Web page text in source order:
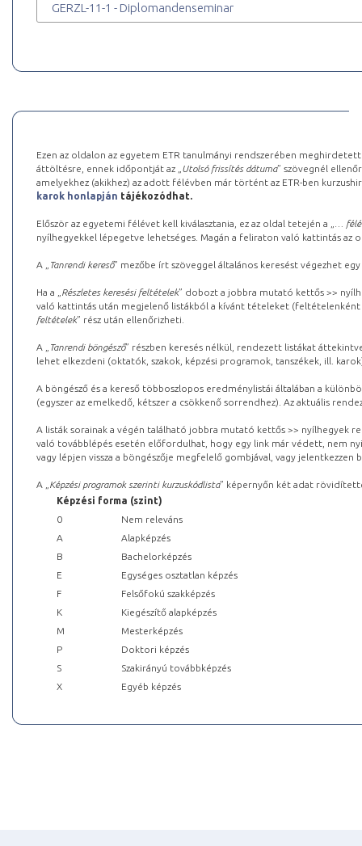
GERZL-11-1 - Diplomandenseminar
Ezen az oldalon az egyetem ETR tanulmányi rendszerében
áttöltésre, ennek időpontját az „ Utolsó frissítés dátuma” szövegnél
amelyekhez (akikhez) az adott félévben már történt az ETR-ben
karok honlapján tájékozódhat.
Először az egyetemi félévet kell kiválasztania, ez az oldal tetején a „
…
nyílhegyekkel lépegetve lehetséges. Magán a feliraton való kattintás az
A „ Tanrendi kereső” mezőbe írt szöveggel általános keresést végezhet
Ha a „ Részletes keresési feltételek” dobozt a jobbra mutató kettős >>
való kattintás után megjelenő listákból a kívánt tételeket (feltételenként
feltételek” rész után ellenőrizheti.
A „ Tanrendi böngésző” részben keresés nélkül, rendezett listákat
lehet elkezdeni (oktatók, szakok, képzési programok, tanszékek, ill.
A böngésző és a kereső többoszlopos eredménylistái általában a
(egyszer az emelkedő, kétszer a csökkenő sorrendhez). Az aktuális
A listák sorainak a végén található jobbra mutató kettős >> nyílhegyek
való továbblépés esetén előfordulhat, hogy egy link már védett, nem
vagy lépjen vissza a böngészője megfelelő gombjával, vagy
A „ Képzési programok szerinti kurzuskódlista” képernyőn két adat
Képzési forma (szint)
0
Nem releváns
A
Alapképzés
B
Bachelorképzés
E
Egységes osztatlan képzés
F
Felsőfokú szakképzés
K
Kiegészítő alapképzés
M
Mesterképzés
P
Doktori képzés
S
Szakirányú továbbképzés
X
Egyéb képzés